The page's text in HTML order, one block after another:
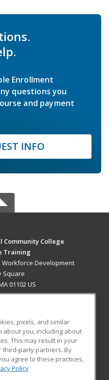
Enrollment
questions you
and payment
INFO
College
Training
Workforce Development
Square
01102 US
Student Blog
pixels, and similar
about you, including about
This may result in your
third-party partners. By
agree to these practices,
Policy